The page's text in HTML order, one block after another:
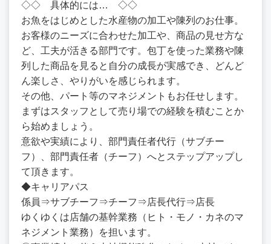
◇◇ 具体的には… ◇◇
お魚をはじめとした水産物の加工や陳列のお仕事。
お客様のニーズに合わせた加工や、商品の見せ方な
ど、工夫が活きる部門です。包丁を使った業務や陳
列した商品を見ると自分の成長が実感でき、どんど
ん楽しさ、やりがいを感じられます。
その他、パート等のマネジメントもお任せします。
まずはスタッフとして売り場での経験を積むことか
ら始めましょう。
意欲や実績により、部門責任者代行（サブチー
フ）、部門責任者（チーフ）へとステップアップし
て頂きます。
◆キャリアパス
係員⇒サブチーフ⇒チーフ⇒店長代行⇒店長
ゆくゆくは店舗の基幹業務（ヒト・モノ・カネのマ
ネジメント業務）を担います。